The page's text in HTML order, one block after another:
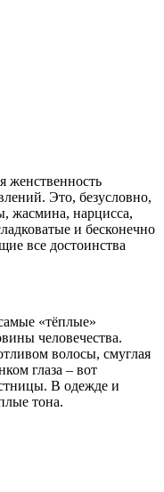
женственность
Это, безусловно,
жасмина, нарцисса,
и бесконечно
все достоинства
«тёплые»
человечества.
волосы, смуглая
глаза – вот
В одежде и
тона.